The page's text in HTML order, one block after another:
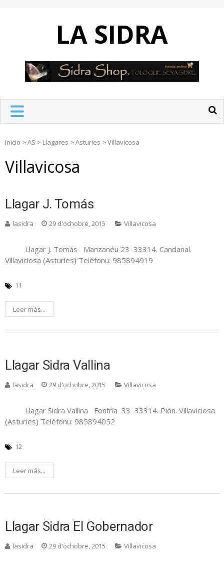
LA SIDRA
Inicio > AS > Llagares > Asturies > Villavicosa
Villavicosa
Llagar J. Tomás
lasidra 29 d'ochobre, 2015 Villavicosa
Llagar J. Tomás Manzanéu 23 33314. Candanal.
Villaviciosa (Asturies) Teléfonu: 985894919
11
Leer más...
Llagar Sidra Vallina
lasidra 29 d'ochobre, 2015 Villavicosa
Llagar Sidra Vallina Fonfría 33 33314. Pión. Villaviciosa
(Asturies) Teléfonu: 985894052
12
Leer más...
Llagar Sidra El Gobernador
lasidra 29 d'ochobre, 2015 Villavicosa